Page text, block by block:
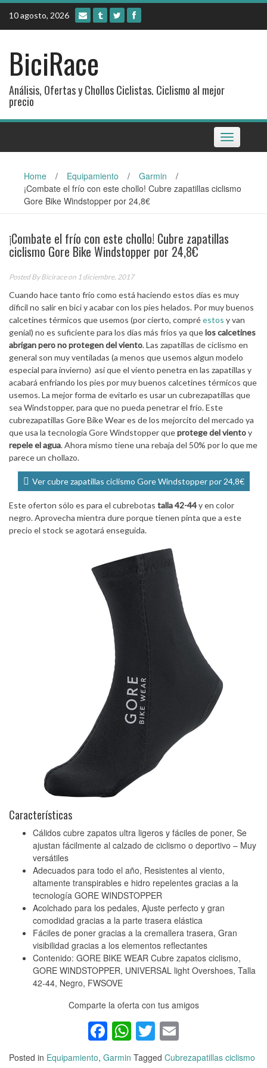
Skip
content
10 agosto, 2026
BiciRace
Análisis, Ofertas y Chollos Ciclistas. Ciclismo al mejor
precio
Toggle
navigation
Home / Equipamiento / Garmin
/
¡Combate el frío con este chollo! Cubre zapatillas ciclismo
Gore Bike Windstopper por 24,8€
¡Combate el frío con este chollo! Cubre zapatillas
ciclismo Gore Bike Windstopper por 24,8€
Posted ByBiciraceon 1 diciembre, 2017
Cuando hace tanto frío como está haciendo estos días es muy
dificil no salir en bici y acabar con los pies helados. Por muy buenos
calcetines térmicos que usemos (por cierto, compréestos y van
genial) no es suficiente para los días más fríos ya quelos calcetines
abrigan pero no protegen del viento. Las zapatillas de ciclismo en
general son muy ventiladas (a menos que usemos algun modelo
especial para invierno) así que el viento penetra en las zapatillas y
acabará enfriando los pies por muy buenos calcetines térmicos que
usemos. La mejor forma de evitarlo es usar un cubrezapatillas que
sea Windstopper, para que no pueda penetrar el frío. Este
cubrezapatillas Gore Bike Wear es de los mejorcito del mercado ya
que usa la tecnología Gore Windstopper queprotege del vientoy
repele el agua. Ahora mismo tiene una rebaja del 50% por lo que me
parece un chollazo.
Ver cubre zapatillas ciclismo Gore Windstopper por 24,8€
Este oferton sólo es para el cubrebotas talla 42-44y en color
negro. Aprovecha mientra dure porque tienen pinta que a este
precio el stock se agotará enseguida.
Características
Cálidos cubre zapatos ultra ligeros y fáciles de poner, Se
ajustan fácilmente al calzado de ciclismo o deportivo – Muy
versátiles
Adecuados para todo el año, Resistentes al viento,
altamente transpirables e hidro repelentes gracias a la
tecnología GORE WINDSTOPPER
Acolchado para los pedales, Ajuste perfecto y gran
comodidad gracias a la parte trasera elástica
Fáciles de poner gracias a la cremallera trasera, Gran
visibilidad gracias a los elementos reflectantes
Contenido: GORE BIKE WEAR Cubre zapatos ciclismo,
GORE WINDSTOPPER, UNIVERSAL light Overshoes, Talla
42-44, Negro, FWSOVE
Comparte la oferta con tus amigos
Facebook
WhatsApp
Twitter
Posted in Equipamiento, Garmin Tagged Cubrezapatillas ciclismo